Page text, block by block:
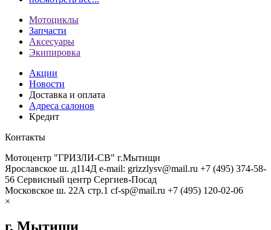
Мотоциклы
Запчасти
Аксесуары
Экипировка
Акции
Новости
Доставка и оплата
Адреса салонов
Кредит
Контакты
Мотоцентр "ГРИЗЛИ-СВ" г.Мытищи
Ярославское ш. д114Д e-mail: grizzlysv@mail.ru +7 (495) 374-58-
56 Сервисный центр Сергиев-Посад
Московское ш. 22А стр.1 cf-sp@mail.ru +7 (495) 120-02-06
×
г. Мытищи